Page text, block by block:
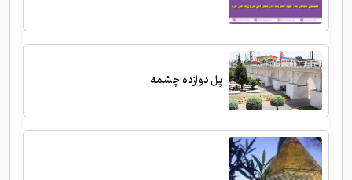
پل دوازده چشمه